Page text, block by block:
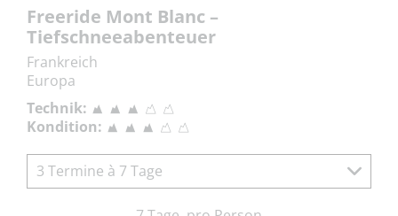
Freeride Mont Blanc –
Tiefschneeabenteuer
Frankreich
Europa
Technik:
Kondition:
3 Termine à 7 Tage